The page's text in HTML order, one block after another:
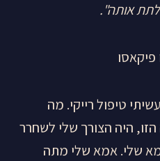
לתת אותה".
פיקאסו
טיפול רייקי. מה
היה הצורך שלי לשחרר
שלי. אמא שלי מתה